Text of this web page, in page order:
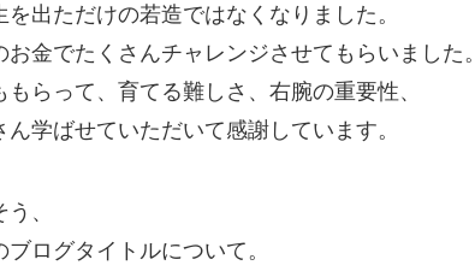
を出ただけの若造ではなくなりました。
お金でたくさんチャレンジさせてもらいました。
もらって、育てる難しさ、右腕の重要性、
ん学ばせていただいて感謝しています。
、
ブログタイトルについて。